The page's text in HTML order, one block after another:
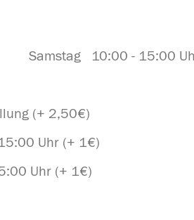
Samstag 10:00 - 15:00
(+ 2,50€)
Uhr (+ 1€)
Uhr (+ 1€)